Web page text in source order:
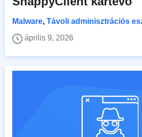
Malware, Távoli adminisztrációs
április 9, 2026